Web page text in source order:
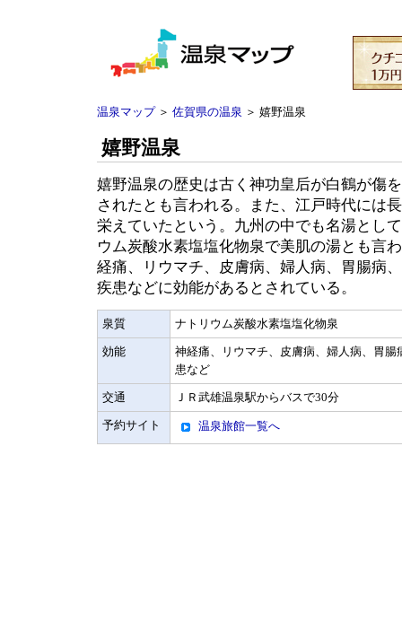
温泉マップ＞ 佐賀県の温泉 ＞ 嬉野温泉
嬉野温泉
嬉野温泉の歴史は古く神功皇后が白鶴が傷
されたとも言われる。また、江戸時代には
栄えていたという。九州の中でも名湯とし
ウム炭酸水素塩塩化物泉で美肌の湯とも言
経痛、リウマチ、皮膚病、婦人病、胃腸病
疾患などに効能があるとされている。
泉質 ナトリウム炭酸水素塩塩化物泉
効能
神経痛、リウマチ、皮膚病、婦人病、胃
患など
交通 ＪＲ武雄温泉駅からバスで30分
予約サイト 温泉旅館一覧へ